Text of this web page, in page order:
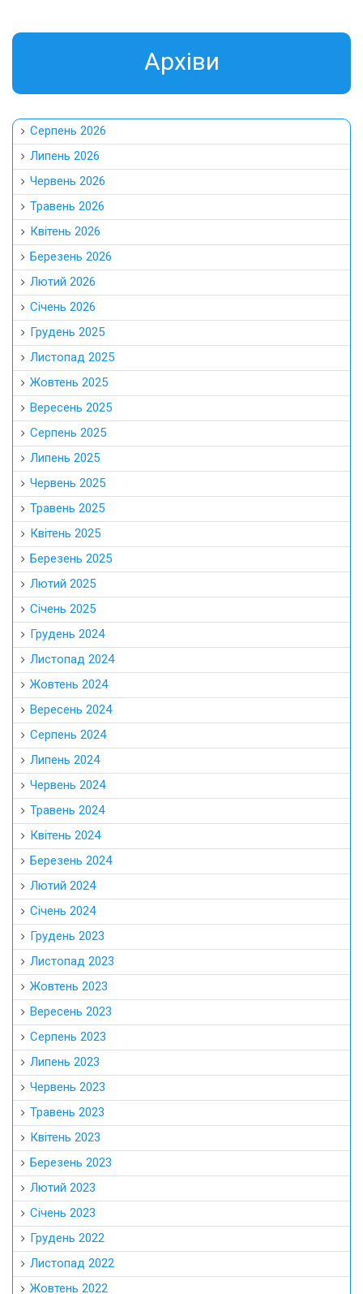
Aрхіви
Серпень 2026
Липень 2026
Червень 2026
Травень 2026
Квітень 2026
Березень 2026
Лютий 2026
Січень 2026
Грудень 2025
Листопад 2025
Жовтень 2025
Вересень 2025
Серпень 2025
Липень 2025
Червень 2025
Травень 2025
Квітень 2025
Березень 2025
Лютий 2025
Січень 2025
Грудень 2024
Листопад 2024
Жовтень 2024
Вересень 2024
Серпень 2024
Липень 2024
Червень 2024
Травень 2024
Квітень 2024
Березень 2024
Лютий 2024
Січень 2024
Грудень 2023
Листопад 2023
Жовтень 2023
Вересень 2023
Серпень 2023
Липень 2023
Червень 2023
Травень 2023
Квітень 2023
Березень 2023
Лютий 2023
Січень 2023
Грудень 2022
Листопад 2022
Жовтень 2022